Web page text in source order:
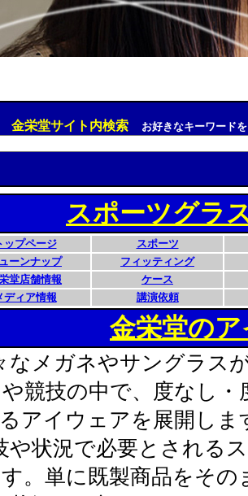
金栄堂サイト内検索 お好きなキーワード